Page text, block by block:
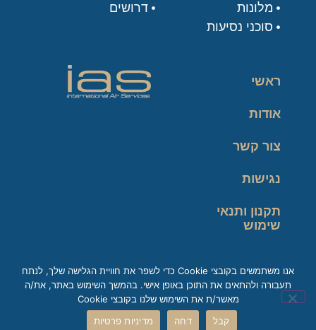
מלונות
סוכני נסיעות
דרושים
ראשי
אודות
צור קשר
נגישות
תקנון ותנאי
שימוש
זכות עיון במידע
אנו משתמשים בקובצי Cookie כדי לשפר את חוויית הגלישה שלך, לנתח
תעבורה ולהתאים את התוכן באופן אישי. בהמשך השימוש באתר, את/ה
מאשר/ת את השימוש שלנו בקובצי Cookie
קבל
דחה מדיניות פרטיות